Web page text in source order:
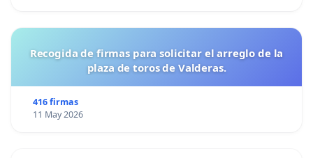
Recogida de firmas para solicitar el arreglo de la
plaza de toros de Valderas.
416 firmas
11 May 2026